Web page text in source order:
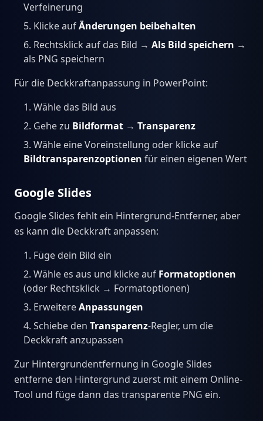
Verfeinerung
Klicke aufÄnderungen beibehalten
Rechtsklick auf das Bild → Als Bild speichern →
als PNG speichern
Für die Deckkraftanpassung in PowerPoint:
Wähle das Bild aus
Gehe zu Bildformat → Transparenz
Wähle eine Voreinstellung oder klicke auf
Bildtransparenzoptionen für einen eigenen Wert
Google Slides
Google Slides fehlt ein Hintergrund-Entferner, aber
es kann die Deckkraft anpassen:
Füge dein Bild ein
Wähle es aus und klicke auf Formatoptionen
(oder Rechtsklick → Formatoptionen)
ErweitereAnpassungen
Schiebe den Transparenz-Regler, um die
Deckkraft anzupassen
Zur Hintergrundentfernung in Google Slides
entferne den Hintergrund zuerst mit einem Online-
Tool und füge dann das transparente PNG ein.